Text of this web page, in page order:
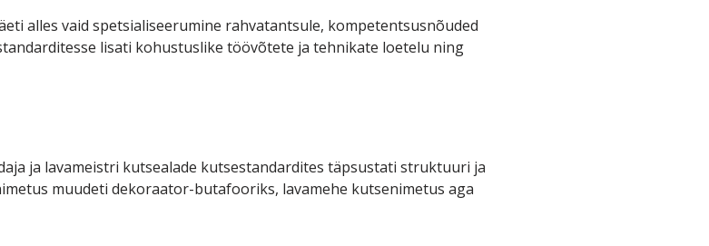
alles vaid spetsialiseerumine rahvatantsule, kompetentsusnõuded
lisati kohustuslike töövõtete ja tehnikate loetelu ning
ja lavameistri kutsealade kutsestandardites täpsustati struktuuri ja
muudeti dekoraator-butafooriks, lavamehe kutsenimetus aga